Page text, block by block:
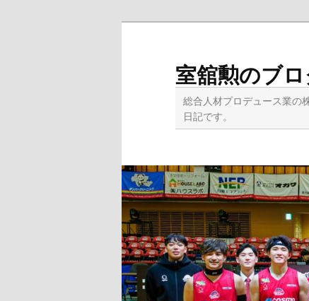
室舘勲のブ
総合人材プロデュース業の
日記です。